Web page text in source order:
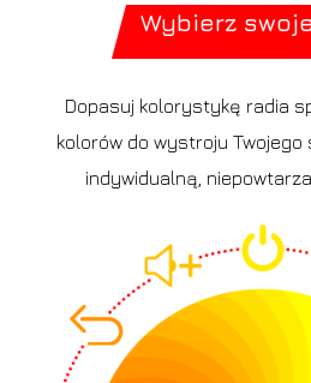
Wybierz
Dopasuj kolorystykę radia
kolorów do wystroju
indywidualną,